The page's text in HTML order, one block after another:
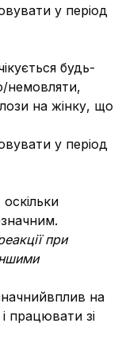
у період
будь-
немовляти,
на жінку, що
у період
при
на
працювати зі